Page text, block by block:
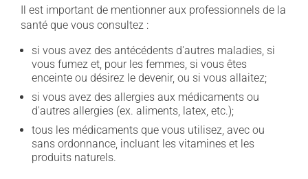
Il est important de mentionner aux professionnels de la
santé que vous consultez :
si vous avez des antécédents d'autres maladies, si
vous fumez et, pour les femmes, si vous êtes
enceinte ou désirez le devenir, ou si vous allaitez;
si vous avez des allergies aux médicaments ou
d'autres allergies (ex. aliments, latex, etc.);
tous les médicaments que vous utilisez, avec ou
sans ordonnance, incluant les vitamines et les
produits naturels.